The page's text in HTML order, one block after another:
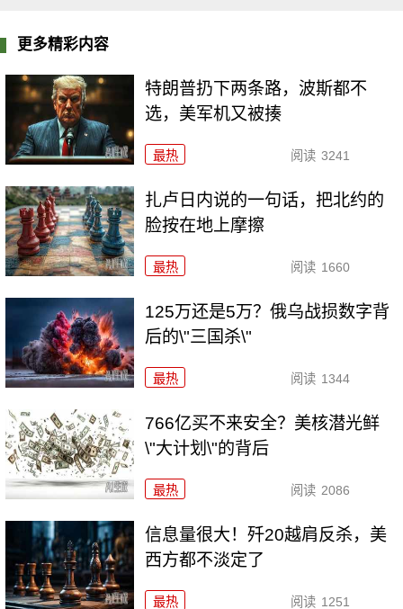
更多精彩内容
特朗普扔下两条路，波斯都不
选，美军机又被揍
最热 阅读 3241
扎卢日内说的一句话，把北约的
脸按在地上摩擦
最热 阅读 1660
125万还是5万？俄乌战损数字背
后的\"三国杀\"
最热 阅读 1344
766亿买不来安全？美核潜光鲜
\"大计划\"的背后
最热 阅读 2086
信息量很大！歼20越肩反杀，美
西方都不淡定了
最热 阅读 1251